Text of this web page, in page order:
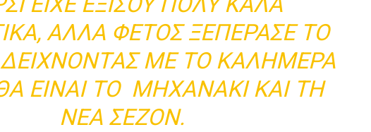
ΑΛΛΆ ΦΈΤΟΣ ΞΕΠΈΡΑΣΕ ΤΟ
ΜΕ ΤΟ ΚΑΛΗΜΈΡΑ
ΕΊΝΑΙ ΤΟ ΜΗΧΑΝΆΚΙ ΚΑΙ ΤΗ
ΝΈΑ ΣΕΖΌΝ.